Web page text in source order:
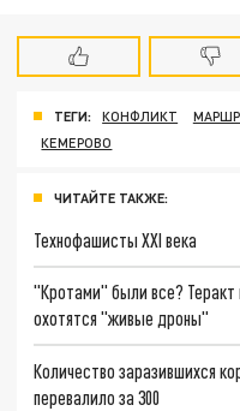
ТЕГИ: КОНФЛИКТ
КЕМЕРОВО
ЧИТАЙТЕ ТАКЖЕ:
Технофашисты XXI века
"Кротами" были все? Теракт
охотятся "живые дроны"
Количество заразившихся
перевалило за 300